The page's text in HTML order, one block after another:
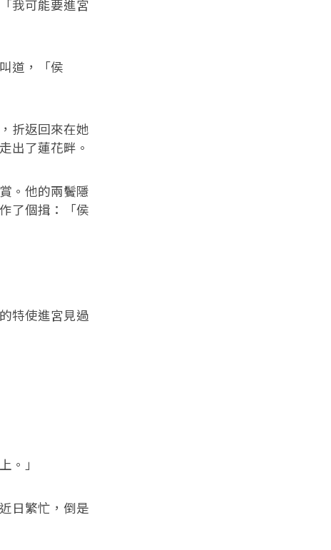
我可能要進宮
道，「侯
折返回來在她
出了蓮花畔。
。他的兩鬢隱
了個揖：「侯
特使進宮見過
。」
日繁忙，倒是